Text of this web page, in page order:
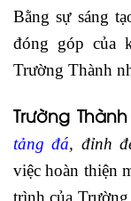
Bằng sự sáng
đóng góp của
Trường Thành
Trường Thành
tảng đá, đỉnh
việc hoàn thiện